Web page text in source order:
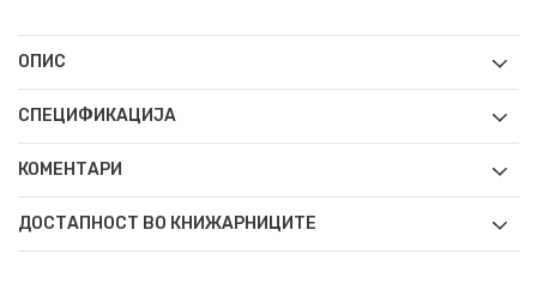
ОПИС
СПЕЦИФИКАЦИЈА
КОМЕНТАРИ
ДОСТАПНОСТ ВО КНИЖАРНИЦИТЕ